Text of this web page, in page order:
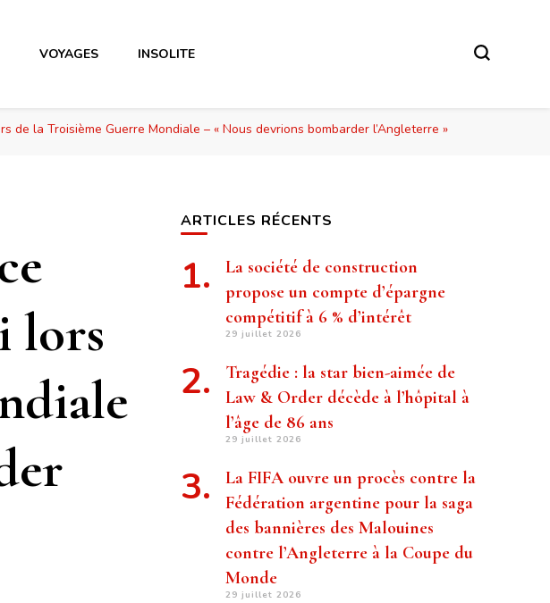
VOYAGES INSOLITE
de la Troisième Guerre Mondiale – « Nous devrions bombarder l’Angleterre »
lors
ARTICLES RÉCENTS
La société de construction
propose un compte d’épargne
compétitif à 6 % d’intérêt
29 juillet 2026
Tragédie : la star bien-aimée de
Law & Order décède à l’hôpital à
l’âge de 86 ans
29 juillet 2026
La FIFA ouvre un procès contre la
Fédération argentine pour la saga
des bannières des Malouines
contre l’Angleterre à la Coupe du
Monde
29 juillet 2026